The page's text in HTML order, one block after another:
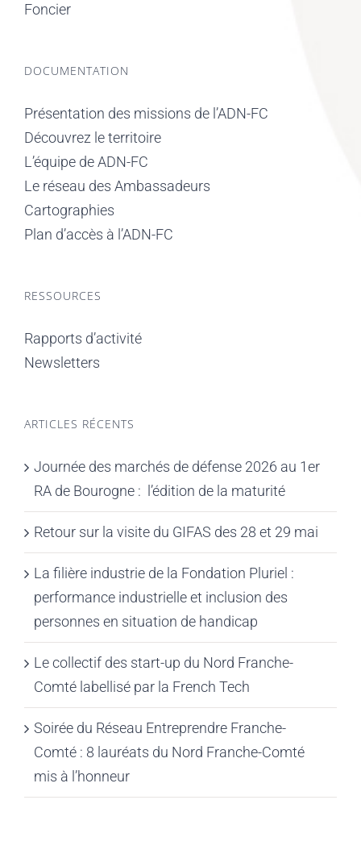
Foncier
DOCUMENTATION
Présentation des missions de l’ADN-FC
Découvrez le territoire
L’équipe de ADN-FC
Le réseau des Ambassadeurs
Cartographies
Plan d’accès à l’ADN-FC
RESSOURCES
Rapports d’activité
Newsletters
ARTICLES RÉCENTS
Journée des marchés de défense 2026 au 1er
RA de Bourogne : l’édition de la maturité
Retour sur la visite du GIFAS des 28 et 29 mai
La filière industrie de la Fondation Pluriel :
performance industrielle et inclusion des
personnes en situation de handicap
Le collectif des start-up du Nord Franche-
Comté labellisé par la French Tech
Soirée du Réseau Entreprendre Franche-
Comté : 8 lauréats du Nord Franche-Comté
mis à l’honneur